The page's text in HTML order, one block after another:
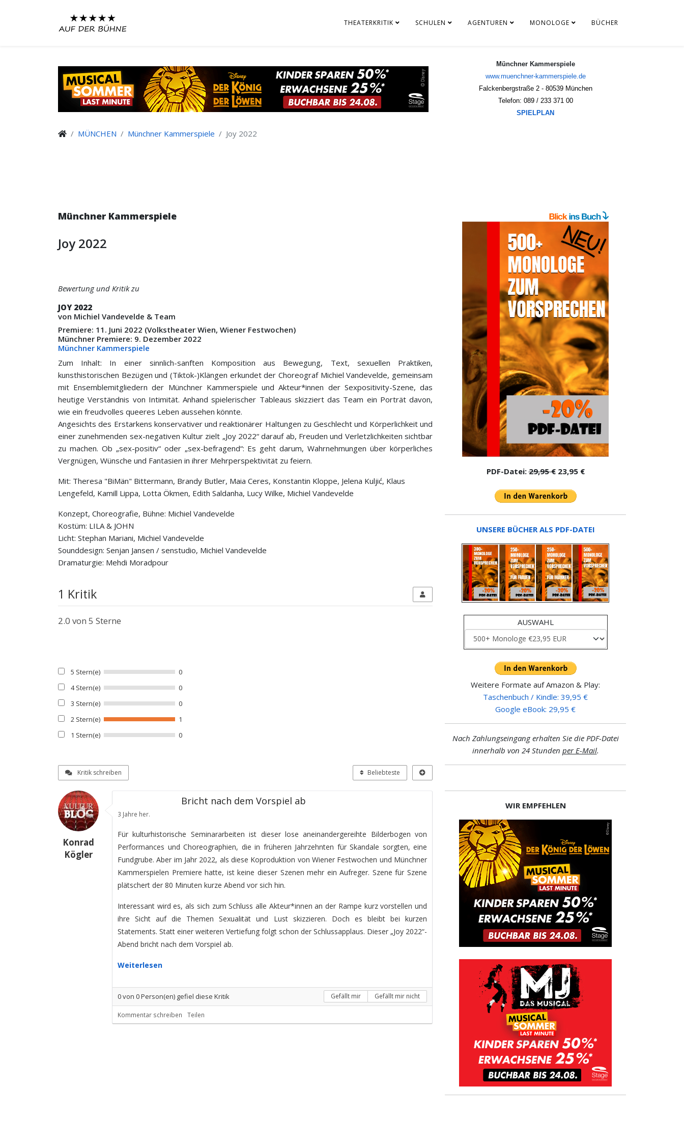
THEATERKRITIK SCHULEN AGENTUREN MONOLOGE BÜCHER
Münchner Kammerspiele
www.muenchner-kammerspiele.de
Falckenbergstraße 2 - 80539 München
Telefon: 089 / 233 371 00
SPIELPLAN
MÜNCHEN Münchner Kammerspiele Joy 2022
Münchner Kammerspiele
Joy 2022
Bewertung und Kritik zu
JOY 2022
von Michiel Vandevelde & Team
Premiere: 11. Juni 2022 (Volkstheater Wien, Wiener Festwochen)
Münchner Premiere: 9. Dezember 2022
Münchner Kammerspiele
Zum Inhalt: In einer sinnlich-sanften Komposition aus Bewegung, Text, sexuellen Praktiken,
kunsthistorischen Bezügen und (Tiktok-)Klängen erkundet der Choreograf Michiel Vandevelde, gemeinsam
mit Ensemblemitgliedern der Münchner Kammerspiele und Akteur*innen der Sexpositivity-Szene, das
heutige Verständnis von Intimität. Anhand spielerischer Tableaus skizziert das Team ein Porträt davon,
wie ein freudvolles queeres Leben aussehen könnte.
Angesichts des Erstarkens konservativer und reaktionärer Haltungen zu Geschlecht und Körperlichkeit und
einer zunehmenden sex-negativen Kultur zielt „Joy 2022“ darauf ab, Freuden und Verletzlichkeiten sichtbar
zu machen. Ob „sex-positiv“ oder „sex-befragend“: Es geht darum, Wahrnehmungen über körperliches
Vergnügen, Wünsche und Fantasien in ihrer Mehrperspektivität zu feiern.
Mit: Theresa "BiMän" Bittermann, Brandy Butler, Maia Ceres, Konstantin Kloppe, Jelena Kuljić, Klaus
Lengefeld, Kamill Lippa, Lotta Ökmen, Edith Saldanha, Lucy Wilke, Michiel Vandevelde
Konzept, Choreografie, Bühne: Michiel Vandevelde
Kostüm: LILA & JOHN
Licht: Stephan Mariani, Michiel Vandevelde
Sounddesign: Senjan Jansen / senstudio, Michiel Vandevelde
Dramaturgie: Mehdi Moradpour
1 Kritik
2.0 von 5 Sterne
5 Stern(e)
0
4 Stern(e)
0
3 Stern(e)
0
2 Stern(e)
1
1 Stern(e)
0
Kritik schreiben Beliebteste
Konrad
Kögler
Bricht nach dem Vorspiel ab
3 Jahre her.
Für kulturhistorische Seminararbeiten ist dieser lose aneinandergereihte Bilderbogen von
Performances und Choreographien, die in früheren Jahrzehnten für Skandale sorgten, eine
Fundgrube. Aber im Jahr 2022, als diese Koproduktion von Wiener Festwochen und Münchner
Kammerspielen Premiere hatte, ist keine dieser Szenen mehr ein Aufreger. Szene für Szene
plätschert der 80 Minuten kurze Abend vor sich hin.
Interessant wird es, als sich zum Schluss alle Akteur*innen an der Rampe kurz vorstellen und
ihre Sicht auf die Themen Sexualität und Lust skizzieren. Doch es bleibt bei kurzen
Statements. Statt einer weiteren Vertiefung folgt schon der Schlussapplaus. Dieser „Joy 2022“-
Abend bricht nach dem Vorspiel ab.
Weiterlesen
0von 0Person(en) gefiel diese Kritik Gefällt mir Gefällt mir nicht
Kommentar schreiben Teilen
PDF-Datei:29,95 €23,95 €
UNSERE BÜCHER ALS PDF-DATEI
AUSWAHL
Weitere Formate auf Amazon & Play:
Taschenbuch / Kindle: 39,95 €
Google eBook: 29,95 €
Nach Zahlungseingang erhalten Sie die PDF-Datei
innerhalb von 24 Stunden per E-Mail.
WIR EMPFEHLEN